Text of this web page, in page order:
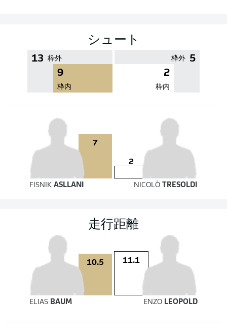
シュート
13 枠外
9
枠内
5
枠外
2
枠内
7
2
FISNIK ASLLANI NICOLÒ TRESOLDI
走行距離
10.5 11.1
ELIAS BAUM ENZO LEOPOLD